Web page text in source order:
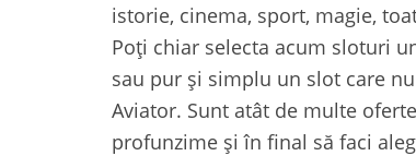
istorie, cinema, sport, magie,
Poți chiar selecta acum sloturi
sau pur şi simplu un slot care
Aviator. Sunt atât de multe
profunzime şi în final să faci